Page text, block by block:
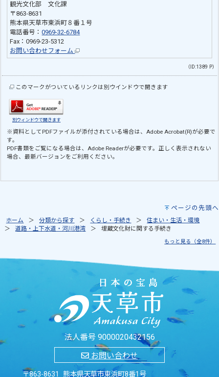
観光文化部 文化課
〒863-8631
熊本県天草市東浜町８番１号
電話番号：0969-32-6784
Fax：0969-23-5312
お問い合わせフォーム
（ID:1389 P）
このマークがついているリンクは別ウインドウで開きます
別ウィンドウで開きます
※資料としてPDFファイルが添付されている場合は、Adobe Acrobat(R)が必要で
す。
PDF書類をご覧になる場合は、Adobe Readerが必要です。正しく表示されない
場合、最新バージョンをご利用ください。
ページの先頭へ
ホーム 分類から探す くらし・手続き
住まい・生活・環境
道路・上下水道・河川港湾
埋蔵文化財に関する手続き
もっと見る（全8件）
法人番号 9000020432156
お問い合わせ
〒863-8631 熊本県天草市東浜町8番1号